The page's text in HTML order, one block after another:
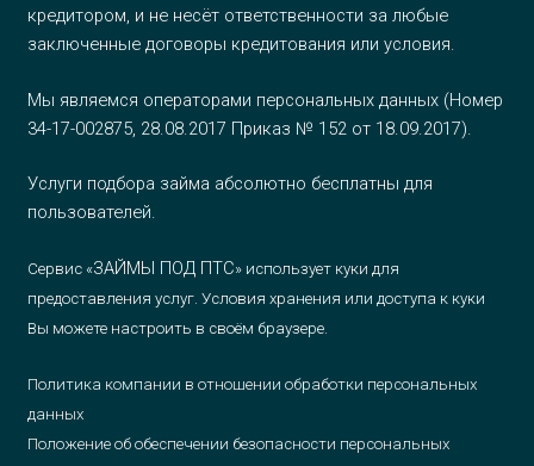
кредитором, и не несёт ответственности за любые
заключенные договоры кредитования или условия.
Мы являемся операторами персональных данных (Номер
34-17-002875, 28.08.2017 Приказ № 152 от 18.09.2017).
Услуги подбора займа абсолютно бесплатны для
пользователей.
Сервис «ЗАЙМЫ ПОД ПТС» использует куки для
предоставления услуг. Условия хранения или доступа к куки
Вы можете настроить в своём браузере.
Политика компании в отношении обработки персональных
данных
Положение об обеспечении безопасности персональных